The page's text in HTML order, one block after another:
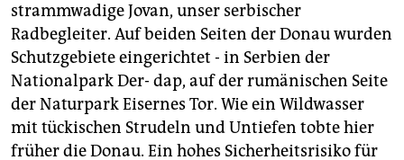
strammwadige Jovan, unser serbischer
Radbegleiter. Auf beiden Seiten der Donau wurden
Schutzgebiete eingerichtet - in Serbien der
Nationalpark Der- dap, auf der rumänischen Seite
der Naturpark Eisernes Tor. Wie ein Wildwasser
mit tückischen Strudeln und Untiefen tobte hier
früher die Donau. Ein hohes Sicherheitsrisiko für